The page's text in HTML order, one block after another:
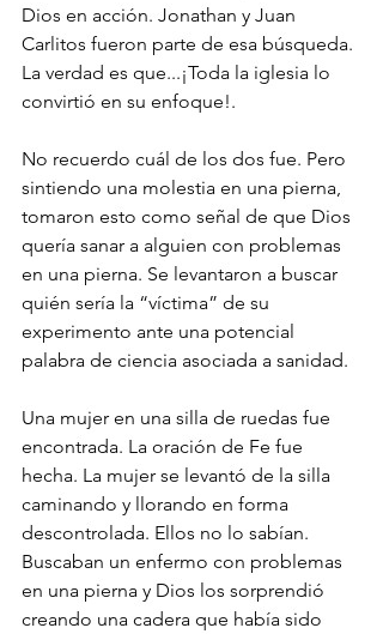
Dios en acción. Jonathan y Juan
Carlitos fueron parte de esa búsqueda.
La verdad es que...¡Toda la iglesia lo
convirtió en su enfoque!.
No recuerdo cuál de los dos fue. Pero
sintiendo una molestia en una pierna,
tomaron esto como señal de que Dios
quería sanar a alguien con problemas
en una pierna. Se levantaron a buscar
quién sería la “víctima” de su
experimento ante una potencial
palabra de ciencia asociada a sanidad.
Una mujer en una silla de ruedas fue
encontrada. La oración de Fe fue
hecha. La mujer se levantó de la silla
caminando y llorando en forma
descontrolada. Ellos no lo sabían.
Buscaban un enfermo con problemas
en una pierna y Dios los sorprendió
creando una cadera que había sido